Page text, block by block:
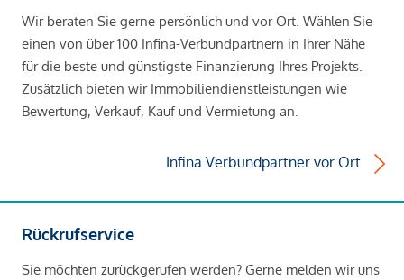
Wir beraten Sie gerne persönlich und vor Ort. Wählen Sie
einen von über 100 Infina-Verbundpartnern in Ihrer Nähe
für die beste und günstigste Finanzierung Ihres Projekts.
Zusätzlich bieten wir Immobiliendienstleistungen wie
Bewertung, Verkauf, Kauf und Vermietung an.
Infina Verbundpartner vor Ort
Rückrufservice
Sie möchten zurückgerufen werden? Gerne melden wir uns